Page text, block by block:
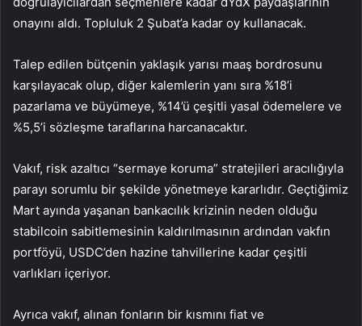
onayını aldı. Topluluk 2 Şubat’a kadar oy kullanacak.
Talep edilen bütçenin yaklaşık yarısı maaş bordrosunu
karşılayacak olup, diğer kalemlerin yanı sıra %18’i
pazarlama ve büyümeye, %14’ü çeşitli yasal ödemelere ve
%5,5’i sözleşme taraflarına harcanacaktır.
Vakıf, risk azaltıcı “sermaye koruma” stratejileri aracılığıyla
parayı sorumlu bir şekilde yönetmeye kararlıdır. Geçtiğimiz
Mart ayında yaşanan bankacılık krizinin neden olduğu
stabilcoin sabitlemesinin kaldırılmasının ardından vakfın
portföyü, USDC’den hazine tahvillerine kadar çeşitli
varlıkları içeriyor.
Ayrıca vakıf, alınan fonların bir kısmını fiat ve